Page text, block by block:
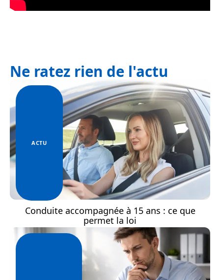
Ne ratez rien de l'actu
ACTU
Conduite accompagnée à 15 ans : ce que
permet la loi